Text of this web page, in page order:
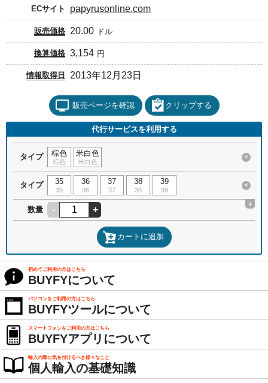
ECサイト papyrusonline.com
販売価格 20.00 ドル
換算価格 3,154 円
情報取得日 2013年12月23日
販売ページを確認 クリップする
代行サービスを利用する
タイプ 棕色
棕色
米白色
米白色
×
タイプ 35
35
36
36
37
37
38
38
39
39
×
数量 - +
+
カートに追加
初めてご利用の方はこちら
BUYFYについて
パソコンをご利用の方はこちら
BUYFYツールについて
スマートフォンをご利用の方はこちら
BUYFYアプリについて
輸入の際に気を付けるべき様々なこと
個人輸入の基礎知識